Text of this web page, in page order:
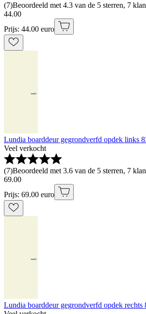
(7)Beoordeeld met 4.3 van de 5 sterren, 7
44.00
Prijs: 44.00 euro
Lundia boarddeur gegrondverfd opdek links
Veel verkocht
(7)Beoordeeld met 3.6 van de 5 sterren, 7
69.00
Prijs: 69.00 euro
Lundia boarddeur gegrondverfd opdek rechts